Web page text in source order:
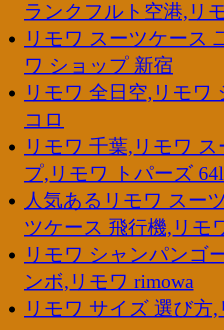
ランクフルト空港,リ
リモワ スーツケース
ワ ショップ 新宿
リモワ 全日空,リモワ
コロ
リモワ 千葉,リモワ
プ,リモワ トパーズ 64l
人気あるリモワ スー
ツケース 飛行機,リモ
リモワ シャンパンゴ
ンボ,リモワ rimowa
リモワ サイズ 選び方,